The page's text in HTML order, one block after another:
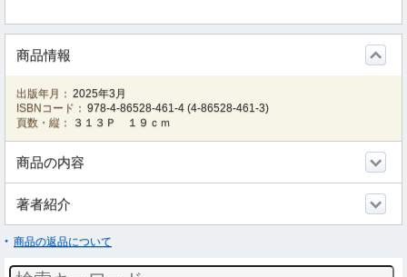
商品情報
出版年月： 2025年3月
ISBNコード： 978-4-86528-461-4 (4-86528-461-3)
頁数・縦：
３１３Ｐ １９ｃｍ
商品の内容
著者紹介
商品の返品について